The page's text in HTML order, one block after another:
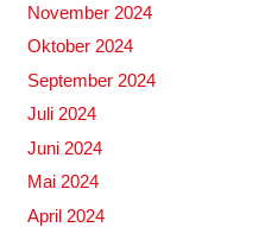
November 2024
Oktober 2024
September 2024
Juli 2024
Juni 2024
Mai 2024
April 2024